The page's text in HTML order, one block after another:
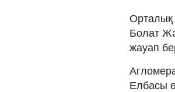
Орталық
Болат
жауап
Елбасы